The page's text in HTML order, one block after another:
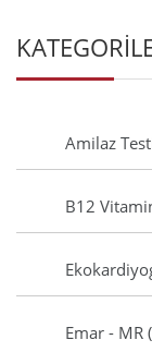
Amilaz
B12
Emar - MR